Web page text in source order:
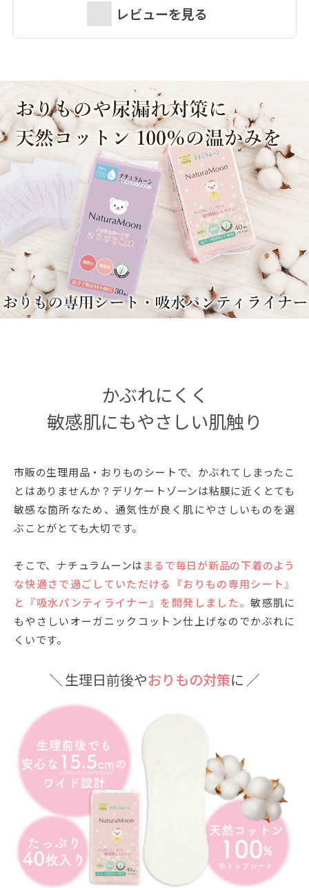
レビューを見る
かぶれにくく
敏感肌にもやさしい肌触り
市販の生理用品・おりものシートで、かぶれてしまったこ
とはありませんか？デリケートゾーンは粘膜に近くとても
敏感な箇所なため、通気性が良く肌にやさしいものを選
ぶことがとても大切です。
そこで、ナチュラムーンは まるで毎日が新品の下着のよう
な快適さで過ごしていただける『おりもの専用シート』
と『吸水パンティライナー』を開発しました。敏感肌に
もやさしいオーガニックコットン仕上げなのでかぶれに
くいです。
＼ 生理日前後やおりもの対策に ／